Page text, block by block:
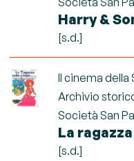
Harry &
[s.d.]
Il cinema della
Archivio
Società San
La
[s.d.]